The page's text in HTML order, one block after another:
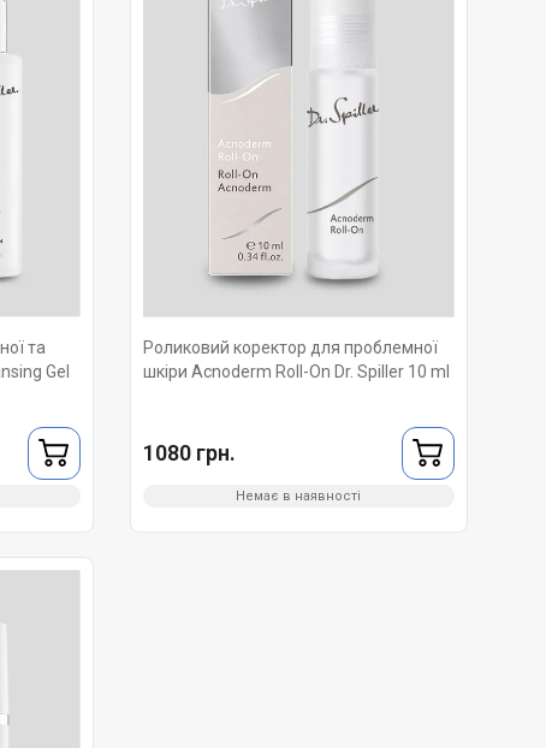
та
Gel
Роликовий коректор для проблемної
шкіри Acnoderm Roll-On Dr. Spiller 10 ml
1080 грн.
Немає в наявності